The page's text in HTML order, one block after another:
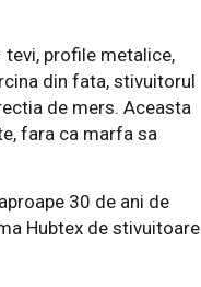
profile metalice,
din fata, stivuitorul
de mers. Aceasta
fara ca marfa sa
30 de ani de
Hubtex de stivuitoare